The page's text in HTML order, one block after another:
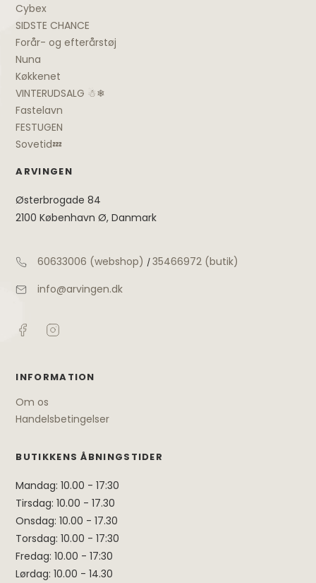
Cybex
SIDSTE CHANCE
Forår- og efterårstøj
Nuna
Køkkenet
VINTERUDSALG ☃❄
Fastelavn
FESTUGEN
Sovetid💤
ARVINGEN
Østerbrogade 84
2100 København Ø, Danmark
60633006 (webshop) /35466972 (butik)
info@arvingen.dk
INFORMATION
Om os
Handelsbetingelser
BUTIKKENS ÅBNINGSTIDER
Mandag: 10.00 - 17:30
Tirsdag: 10.00 - 17.30
Onsdag: 10.00 - 17.30
Torsdag: 10.00 - 17:30
Fredag: 10.00 - 17:30
Lørdag: 10.00 - 14.30